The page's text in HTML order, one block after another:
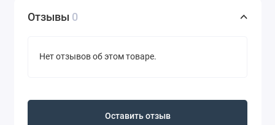
Отзывы 0
Нет отзывов об этом товаре.
Оставить отзыв